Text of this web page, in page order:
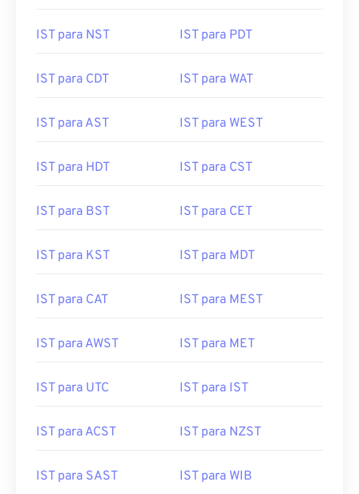
IST para NST IST para PDT
IST para CDT IST para WAT
IST para AST IST para WEST
IST para HDT IST para CST
IST para BST IST para CET
IST para KST IST para MDT
IST para CAT IST para MEST
IST para AWST IST para MET
IST para UTC IST para IST
IST para ACST IST para NZST
IST para SAST IST para WIB